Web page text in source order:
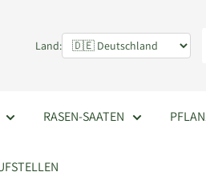
Land:
RASEN-SAATEN